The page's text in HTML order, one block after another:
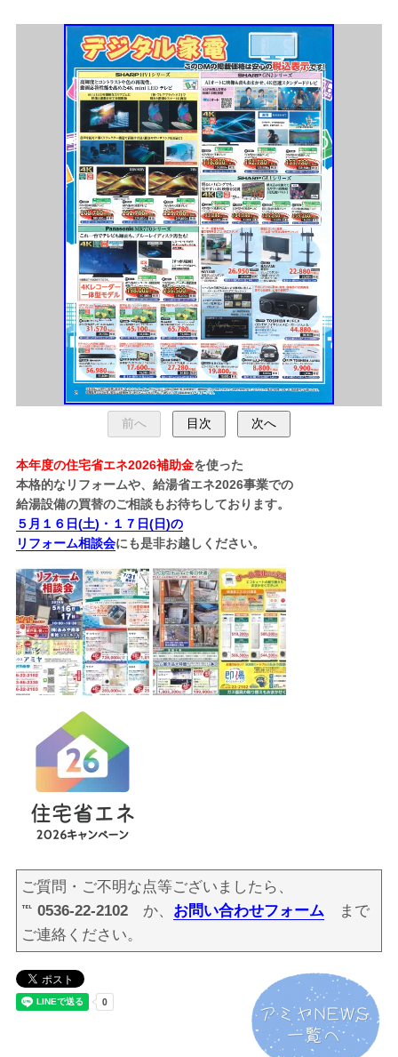
本年度の住宅省エネ2026補助金を使った
本格的なリフォームや、給湯省エネ2026事業での
給湯設備の買替のご相談もお待ちしております。
５月１６日(土)・１７日(日)の
リフォーム相談会にも是非お越しください。
ご質問・ご不明な点等ございましたら、
℡ 0536-22-2102か、 お問い合わせフォームまで
ご連絡ください。